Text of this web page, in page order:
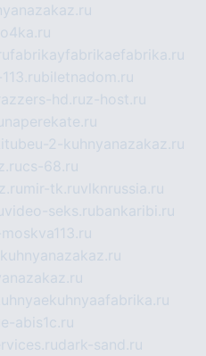
fabrikayfabrikaefabrika.ru
biletnadom.ru
hd.ruz-host.ru
naperekate.ru
2-kuhnyanazakaz.ru
cs-68.ru
mir-tk.ruvlknrussia.ru
video-seks.rubankaribi.ru
e-abis1c.ru
dark-sand.ru